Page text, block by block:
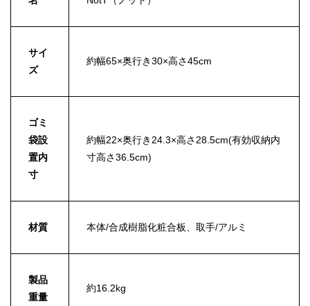
サイ
ズ
約幅65×奥行き30×高さ45cm
ゴミ
袋設
置内
寸
約幅22×奥行き24.3×高さ28.5cm(有効収納内
寸高さ36.5cm)
材質 本体/合成樹脂化粧合板、取手/アルミ
製品
重量
約16.2kg